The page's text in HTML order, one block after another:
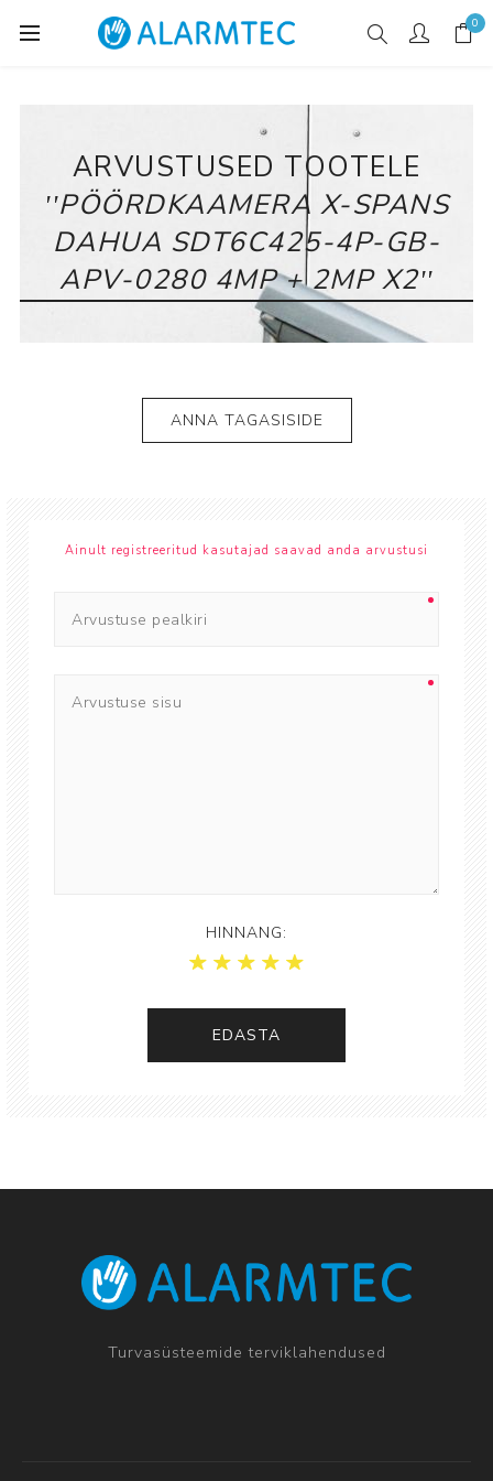
0
ARVUSTUSED TOOTELE
PÖÖRDKAAMERA X-SPANS
DAHUA SDT6C425-4P-GB-
APV-0280 4MP + 2MP X2
ANNA TAGASISIDE
Ainult registreeritud kasutajad saavad anda arvustusi
HINNANG:
EDASTA
Turvasüsteemide terviklahendused